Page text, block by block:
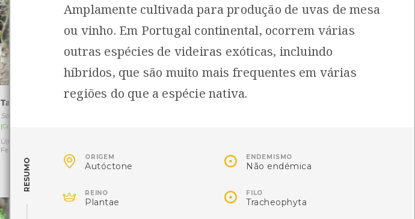
Tasneirinha
Senecio vulgaris
[Comum]
Última observação por: João
Fernandes
Dente-de-leão
Última observação por: lilia
Última observação por:
Mónica Rocha
Amplamente cultivada para produção de uvas de mesa
ou vinho. Em Portugal continental, ocorrem várias
outras espécies de videiras exóticas, incluindo
híbridos, que são muito mais frequentes em várias
regiões do que a espécie nativa.
RESUMO  ORIGEM
Autóctone  ENDEMISMO
Não endémica
 REINO
Plantae  FILO
Tracheophyta